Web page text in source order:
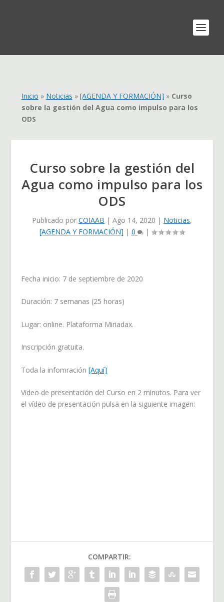
Inicio » Noticias » [AGENDA Y FORMACIÓN] » Curso
sobre la gestión del Agua como impulso para los
ODS
Curso sobre la gestión del
Agua como impulso para los
ODS
Publicado por COIAAB | Ago 14, 2020 | Noticias,
[AGENDA Y FORMACIÓN] | 0 |
Fecha inicio: 7 de septiembre de 2020
Duración: 7 semanas (25 horas)
Lugar: online. Plataforma Miriadax.
Inscripción gratuita.
Toda la infomración[Aquí]
Video de presentación del Curso en 2 minutos. Para ver
el vídeo de presentación pulsa en la siguiente imagen:
COMPARTIR: